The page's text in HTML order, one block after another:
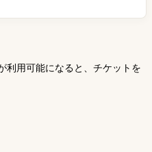
利用可能になると、チケットを